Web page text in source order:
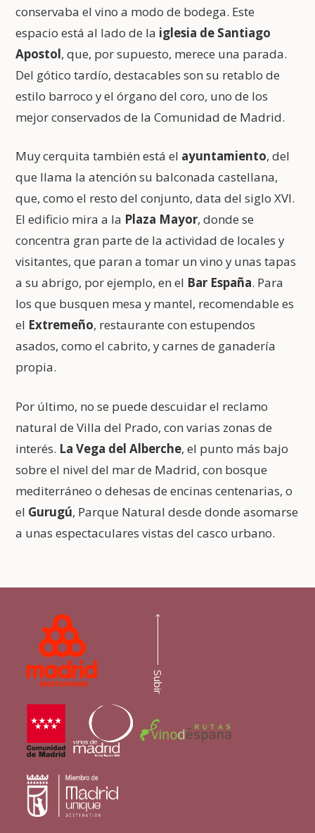
conservaba el vino a modo de bodega. Este
espacio está al lado de la iglesia de Santiago
Apostol, que, por supuesto, merece una parada.
Del gótico tardío, destacables son su retablo de
estilo barroco y el órgano del coro, uno de los
mejor conservados de la Comunidad de Madrid.
Muy cerquita también está el ayuntamiento, del
que llama la atención su balconada castellana,
que, como el resto del conjunto, data del siglo XVI.
El edificio mira a la Plaza Mayor, donde se
concentra gran parte de la actividad de locales y
visitantes, que paran a tomar un vino y unas tapas
a su abrigo, por ejemplo, en el Bar España. Para
los que busquen mesa y mantel, recomendable es
el Extremeño, restaurante con estupendos
asados, como el cabrito, y carnes de ganadería
propia.
Por último, no se puede descuidar el reclamo
natural de Villa del Prado, con varias zonas de
interés. La Vega del Alberche, el punto más bajo
sobre el nivel del mar de Madrid, con bosque
mediterráneo o dehesas de encinas centenarias, o
el Gurugú, Parque Natural desde donde asomarse
a unas espectaculares vistas del casco urbano.
Subir